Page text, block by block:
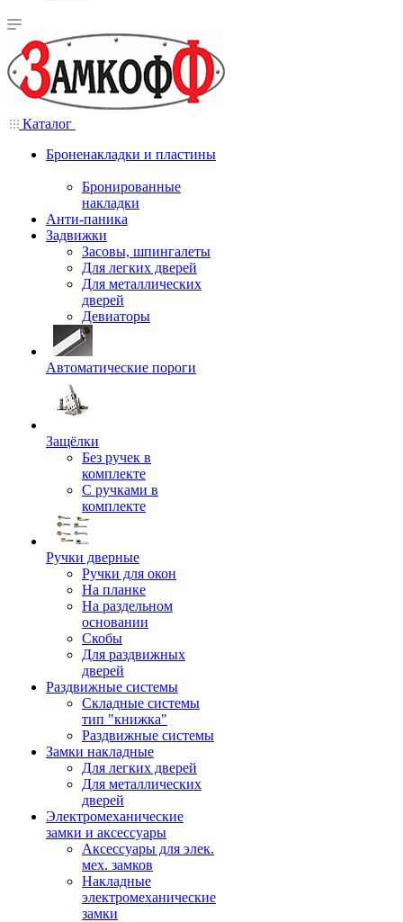
Каталог
Броненакладки и пластины
Бронированные
накладки
Анти-паника
Задвижки
Засовы, шпингалеты
Для легких дверей
Для металлических
дверей
Девиаторы
Автоматические пороги
Защёлки
Без ручек в
комплекте
С ручками в
комплекте
Ручки дверные
Ручки для окон
На планке
На раздельном
основании
Скобы
Для раздвижных
дверей
Раздвижные системы
Складные системы
тип "книжка"
Раздвижные системы
Замки накладные
Для легких дверей
Для металлических
дверей
Электромеханические
замки и аксессуары
Аксессуары для элек.
мех. замков
Накладные
электромеханические
замки